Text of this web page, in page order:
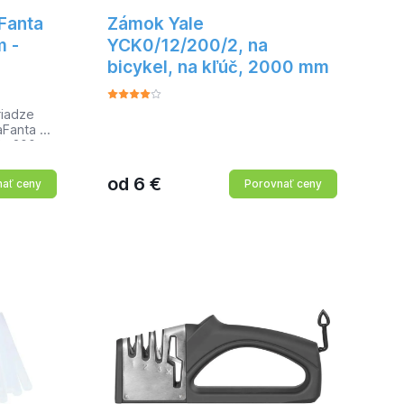
-
vo
200m,
s
v EÚ
ceny
Zámok Yale
YCK0/12/200/2, na
bicykel, na kľúč, 2000 mm
od 6 € Porovnať ceny